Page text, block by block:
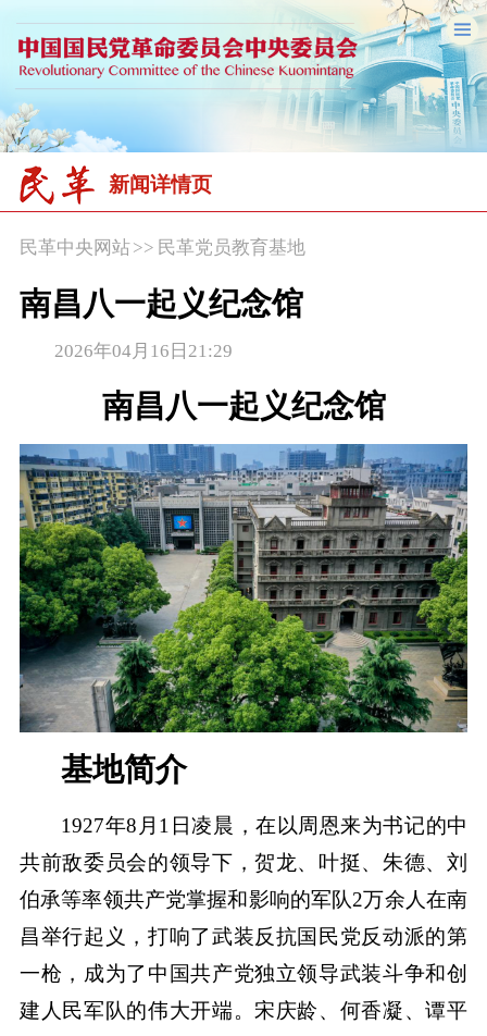
新闻详情页
民革中央网站>> 民革党员教育基地
南昌八一起义纪念馆
2026年04月16日21:29
南昌八一起义纪念馆
基地简介
1927年8月1日凌晨，在以周恩来为书记的中
共前敌委员会的领导下，贺龙、叶挺、朱德、刘
伯承等率领共产党掌握和影响的军队2万余人在南
昌举行起义，打响了武装反抗国民党反动派的第
一枪，成为了中国共产党独立领导武装斗争和创
建人民军队的伟大开端。宋庆龄、何香凝、谭平